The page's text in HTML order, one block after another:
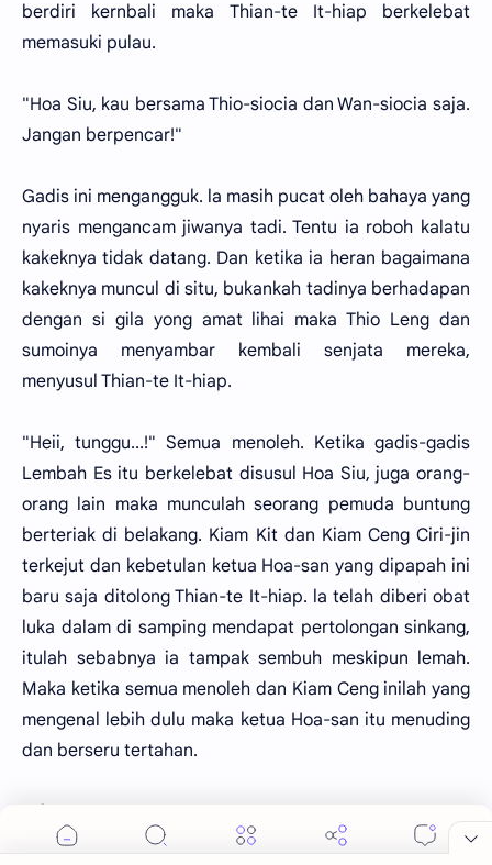
berdiri kernbali maka Thian-te It-hiap berkelebat
memasuki pulau.
"Hoa Siu, kau bersama Thio-siocia dan Wan-siocia saja.
Jangan berpencar!"
Gadis ini mengangguk. la masih pucat oleh bahaya yang
nyaris mengancam jiwanya tadi. Tentu ia roboh kalatu
kakeknya tidak datang. Dan ketika ia heran bagaimana
kakeknya muncul di situ, bukankah tadinya berhadapan
dengan si gila yong amat lihai maka Thio Leng dan
sumoinya menyambar kembali senjata mereka,
menyusul Thian-te It-hiap.
"Heii, tunggu...!" Semua menoleh. Ketika gadis-gadis
Lembah Es itu berkelebat disusul Hoa Siu, juga orang-
orang lain maka munculah seorang pemuda buntung
berteriak di belakang. Kiam Kit dan Kiam Ceng Ciri-jin
terkejut dan kebetulan ketua Hoa-san yang dipapah ini
baru saja ditolong Thian-te It-hiap. la telah diberi obat
luka dalam di samping mendapat pertolongan sinkang,
itulah sebabnya ia tampak sembuh meskipun lemah.
Maka ketika semua menoleh dan Kiam Ceng inilah yang
mengenal lebih dulu maka ketua Hoa-san itu menuding
dan berseru tertahan.